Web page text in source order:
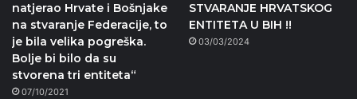
natjerao Hrvate i Bošnjake
na stvaranje Federacije, to
je bila velika pogreška.
Bolje bi bilo da su
stvorena tri entiteta“
07/10/2021
STVARANJE HRVATSKOG
ENTITETA U BIH !!
03/03/2024